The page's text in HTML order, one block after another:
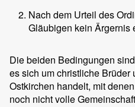
Nach dem Urteil des
Gläubigen kein Ärgernis
Die beiden Bedingungen
es sich um christliche Brüder
Ostkirchen handelt, mit
noch nicht volle